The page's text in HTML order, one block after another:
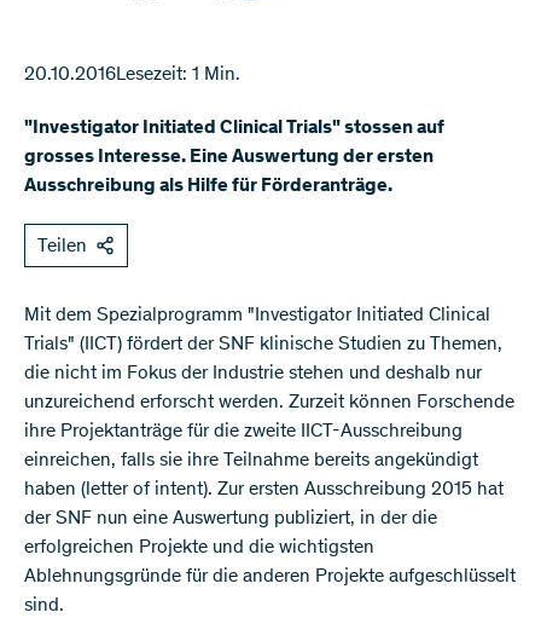
20.10.2016Lesezeit: 1 Min.
"Investigator Initiated Clinical Trials" stossen auf
grosses Interesse. Eine Auswertung der ersten
Ausschreibung als Hilfe für Förderanträge.
Teilen
Mit dem Spezialprogramm "Investigator Initiated Clinical
Trials" (IICT) fördert der SNF klinische Studien zu Themen,
die nicht im Fokus der Industrie stehen und deshalb nur
unzureichend erforscht werden. Zurzeit können Forschende
ihre Projektanträge für die zweite IICT-Ausschreibung
einreichen, falls sie ihre Teilnahme bereits angekündigt
haben (letter of intent). Zur ersten Ausschreibung 2015 hat
der SNF nun eine Auswertung publiziert, in der die
erfolgreichen Projekte und die wichtigsten
Ablehnungsgründe für die anderen Projekte aufgeschlüsselt
sind.